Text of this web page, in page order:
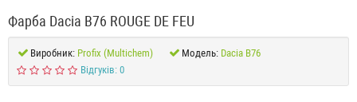
Фарба Dacia B76 ROUGE DE FEU
Виробник: Profix (Multichem) Модель: Dacia B76
Відгуків: 0